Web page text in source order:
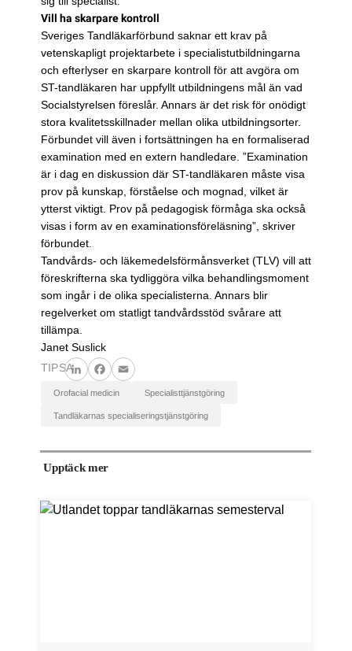
Vill ha skarpare kontroll
Sveriges Tandläkarförbund saknar ett krav på
vetenskapligt projektarbete i specialistutbildningarna
och efterlyser en skarpare kontroll för att avgöra om
ST-tandläkaren har uppfyllt utbildningens mål än vad
Socialstyrelsen föreslår. Annars är det risk för onödigt
stora kvalitetsskillnader mellan olika utbildningsorter.
Förbundet vill även i fortsättningen ha en formaliserad
examination med en extern handledare. ”Examination
är i dag en diskussion där ST-tandläkaren måste visa
prov på kunskap, förståelse och mognad, vilket är
ytterst viktigt. Prov på pedagogisk förmåga ska också
visas i form av en examinationsföreläsning”, skriver
förbundet.
Tandvårds- och läkemedelsförmånsverket (TLV) vill att
föreskrifterna ska tydliggöra vilka behandlingsmoment
som ingår i de olika specialisterna. Annars blir
regelverket om statligt tandvårdsstöd svårare att
tillämpa.
Janet Suslick
TIPSA
LinkedInFacebook
Email
orofacial medicin specialisttjänstgöring
tandläkarnas specialiseringstjänstgöring
Upptäck mer